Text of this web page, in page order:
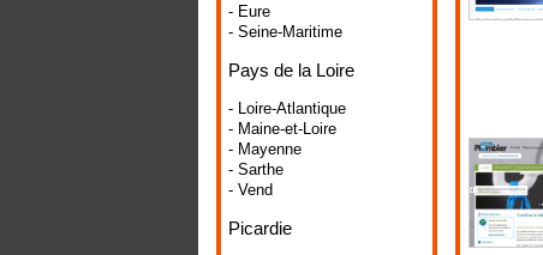
- Eure
- Seine-Maritime
Pays de la Loire
- Loire-Atlantique
- Maine-et-Loire
- Mayenne
- Sarthe
- Vend
Picardie